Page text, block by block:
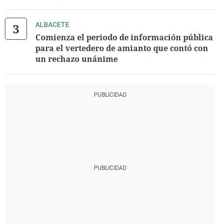
ALBACETE
Comienza el periodo de información pública
para el vertedero de amianto que contó con
un rechazo unánime